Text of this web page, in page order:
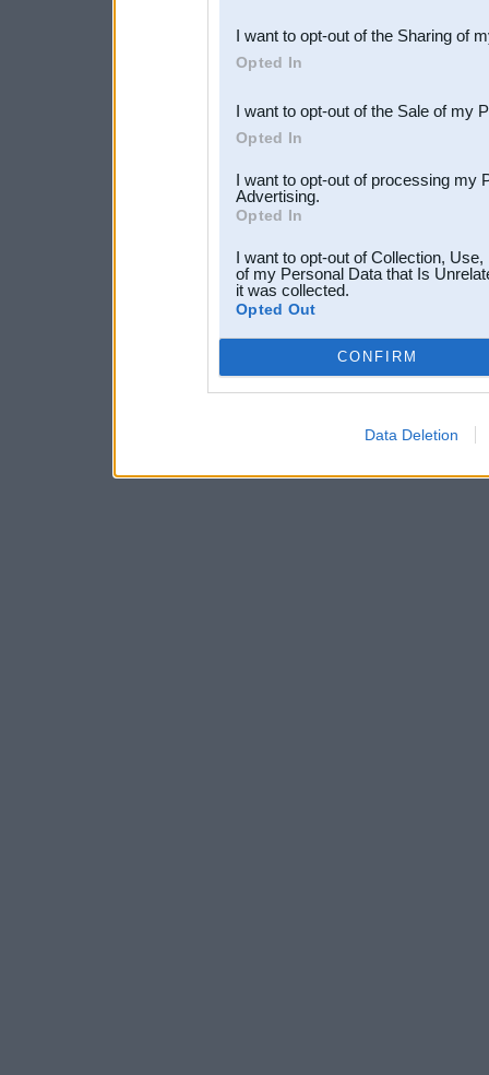
Downstream Participants
third parties.
I want to opt-out of the Sharing of
Opted In
I want to opt-out of the Sale of my
Opted In
I want to opt-out of processing my
Advertising.
Opted In
I want to opt-out of Collection,
of my Personal Data that Is
it was collected.
Opted Out
CONFIRM
Data Deletion